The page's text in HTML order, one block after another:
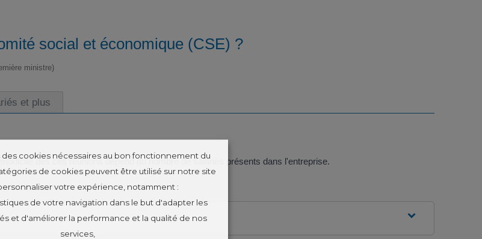
social et économique (CSE) ?
ministre)
et plus
des ces réunions dépend du nombre de salariés présents dans l'entreprise.
des cookies nécessaires au bon fonctionnement du
de cookies peuvent être utilisé sur notre site
votre expérience, notamment :
de votre navigation dans le but d'adapter les
et d'améliorer la performance et la qualité de nos
services,